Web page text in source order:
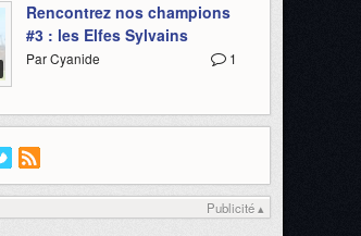
Rencontrez nos champions
#3 : les Elfes Sylvains
1
Par Cyanide
Publicité ▴